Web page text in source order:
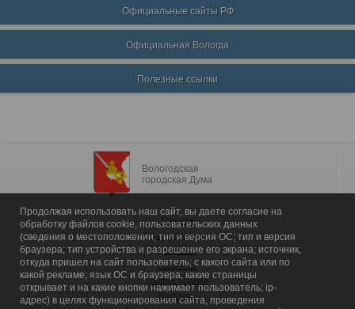
Официальные сайты РФ
Официальная Вологда
Полезные ссылки
Вологодская
городская Дума
Главная
Общие сведения
Депутаты
Комитеты
График приема
Контакты
Продолжая использовать наш сайт, вы даете согласие на
обработку файлов cookie, пользовательских данных
(сведения о местоположении; тип и версия ОС; тип и версия
браузера; тип устройства и разрешение его экрана; источник,
откуда пришел на сайт пользователь; с какого сайта или по
какой рекламе; язык ОС и браузера; какие страницы
открывает и на какие кнопки нажимает пользователь; ip-
адрес) в целях функционирования сайта, проведения